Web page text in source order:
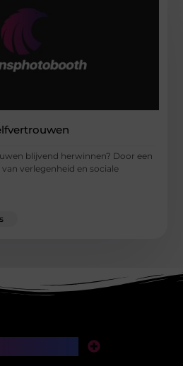
blijvend herwinnen? Door een
verlegenheid en sociale